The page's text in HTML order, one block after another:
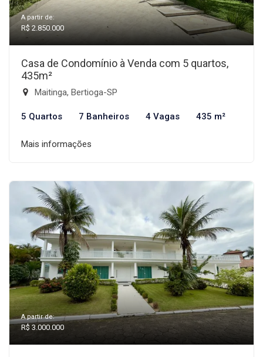
A partir de:
R$ 2.850.000
Casa de Condomínio à Venda com 5 quartos,
435m²
Maitinga, Bertioga-SP
5 Quartos 7 Banheiros 4 Vagas 435 m²
Mais informações
A partir de:
R$ 3.000.000